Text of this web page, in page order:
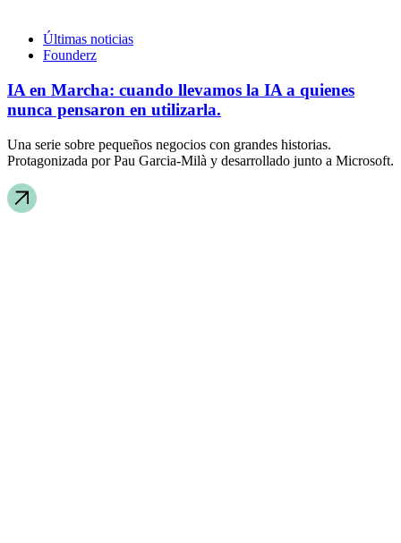
Últimas noticias
Founderz
IA en Marcha: cuando llevamos la IA a quienes
nunca pensaron en utilizarla.
Una serie sobre pequeños negocios con grandes historias.
Protagonizada por Pau Garcia-Milà y desarrollado junto a Microsoft.